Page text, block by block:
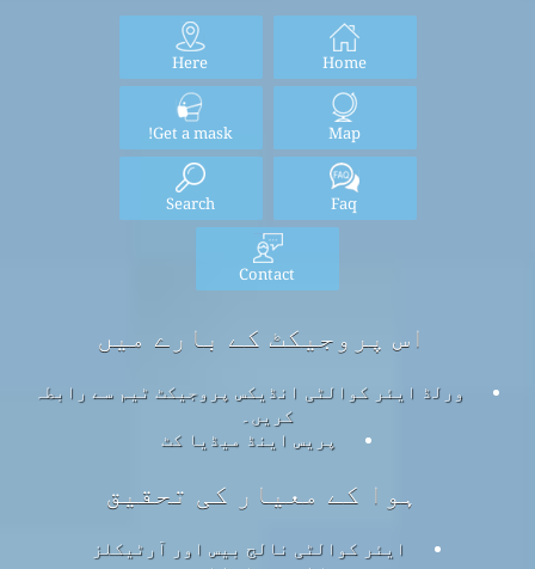
Home
Here
Map
Get a mask!
Faq
Search
Contact
اس پروجیکٹ کے بارے میں
ورلڈ ایئر کوالٹی انڈیکس پروجیکٹ ٹیم سے رابطہ
کریں۔
پریس اینڈ میڈیا کٹ
ہوا کے معیار کی تحقیق
ایئر کوالٹی نالج بیس اور آرٹیکلز